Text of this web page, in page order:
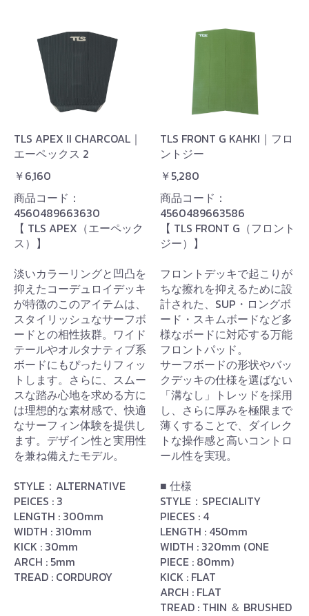
TLS APEX II CHARCOAL｜
エーペックス 2
￥6,160
商品コード：
4560489663630
【 TLS APEX（エーペック
ス）】
淡いカラーリングと凹凸を
抑えたコーデュロイデッキ
が特徴のこのアイテムは、
スタイリッシュなサーフボ
ードとの相性抜群。ワイド
テールやオルタナティブ系
ボードにもぴったりフィッ
トします。さらに、スムー
スな踏み心地を求める方に
は理想的な素材感で、快適
なサーフィン体験を提供し
ます。デザイン性と実用性
を兼ね備えたモデル。
STYLE：ALTERNATIVE
PEICES : 3
LENGTH : 300mm
WIDTH : 310mm
KICK : 30mm
ARCH : 5mm
TREAD : CORDUROY
TLS FRONT G KAHKI｜フロ
ントジー
￥5,280
商品コード：
4560489663586
【 TLS FRONT G（フロント
ジー）】
フロントデッキで起こりが
ちな擦れを抑えるために設
計された、SUP・ロングボ
ード・スキムボードなど多
様なボードに対応する万能
フロントパッド。
サーフボードの形状やバッ
クデッキの仕様を選ばない
「溝なし」トレッドを採用
し、さらに厚みを極限まで
薄くすることで、ダイレク
トな操作感と高いコントロ
ール性を実現。
■ 仕様
STYLE：SPECIALITY
PIECES : 4
LENGTH : 450mm
WIDTH : 320mm (ONE
PIECE : 80mm)
KICK : FLAT
ARCH : FLAT
TREAD : THIN ＆ BRUSHED